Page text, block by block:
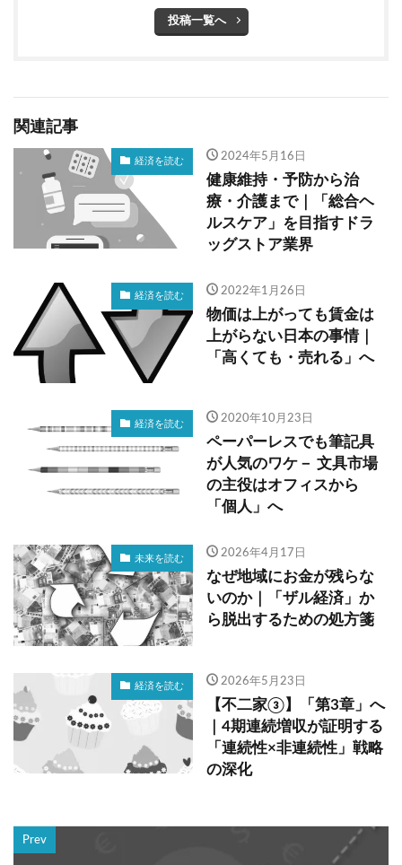
投稿一覧へ
関連記事
経済を読む 2024年5月16日
健康維持・予防から治
療・介護まで｜「総合ヘ
ルスケア」を目指すドラ
ッグストア業界
経済を読む 2022年1月26日
物価は上がっても賃金は
上がらない日本の事情｜
「高くても・売れる」へ
経済を読む 2020年10月23日
ペーパーレスでも筆記具
が人気のワケ－ 文具市場
の主役はオフィスから
「個人」へ
未来を読む 2026年4月17日
なぜ地域にお金が残らな
いのか｜「ザル経済」か
ら脱出するための処方箋
経済を読む 2026年5月23日
【不二家③】「第3章」へ
｜4期連続増収が証明する
「連続性×非連続性」戦略
の深化
Prev